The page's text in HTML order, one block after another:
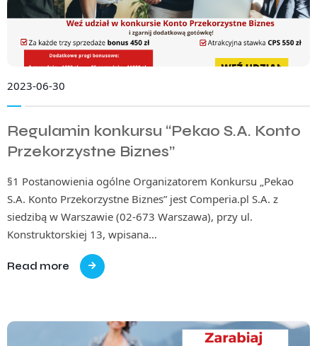
2023-06-30
Regulamin konkursu “Pekao S.A. Konto
Przekorzystne Biznes”
§1 Postanowienia ogólne Organizatorem Konkursu „Pekao
S.A. Konto Przekorzystne Biznes” jest Comperia.pl S.A. z
siedzibą w Warszawie (02-673 Warszawa), przy ul.
Konstruktorskiej 13, wpisana…
Read more